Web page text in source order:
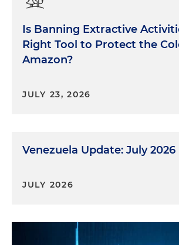
Is Banning Extractive
Right Tool to Protect the
Amazon?
JULY 23, 2026
Venezuela Update: July 2026
JULY 2026